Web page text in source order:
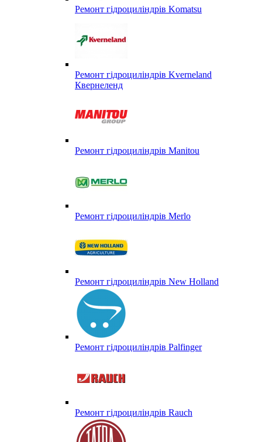
Ремонт гідроциліндрів Komatsu
Ремонт гідроциліндрів Kverneland
Квернеленд
Ремонт гідроциліндрів Manitou
Ремонт гідроциліндрів Merlo
Ремонт гідроциліндрів New Holland
Ремонт гідроциліндрів Palfinger
Ремонт гідроциліндрів Rauch